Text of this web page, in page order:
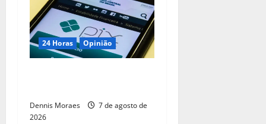
24 Horas Opinião
Dennis Moraes
7 de agosto de
2026